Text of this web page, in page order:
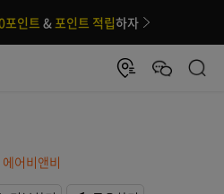
인트 &포인트 적립하자
어비앤비